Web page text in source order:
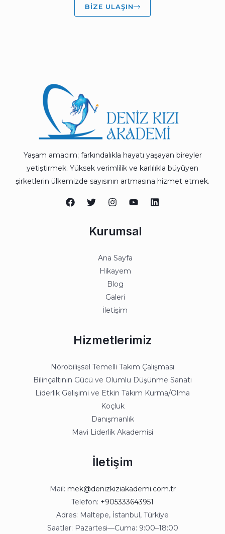
BIZE ULAŞIN
Yaşam amacım; farkındalıkla hayatı yaşayan bireyler
yetiştirmek. Yüksek verimlilik ve karlılıkla büyüyen
şirketlerin ülkemizde sayısının artmasına hizmet etmek.
Kurumsal
Ana Sayfa
Hikayem
Blog
Galeri
İletişim
Hizmetlerimiz
Nörobilişsel Temelli Takım Çalışması
Bilinçaltının Gücü ve Olumlu Düşünme Sanatı
Liderlik Gelişimi ve Etkin Takım Kurma/Olma
Koçluk
Danışmanlık
Mavi Liderlik Akademisi
İletişim
Mail: mek@denizkiziakademi.com.tr
Telefon: +905333643951
Adres: Maltepe, İstanbul, Türkiye
Saatler: Pazartesi—Cuma: 9:00–18:00